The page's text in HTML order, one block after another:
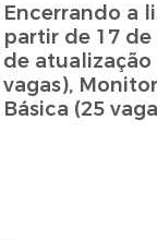
Encerrando a
partir de 17 de
de atualização
vagas),
Básica (25